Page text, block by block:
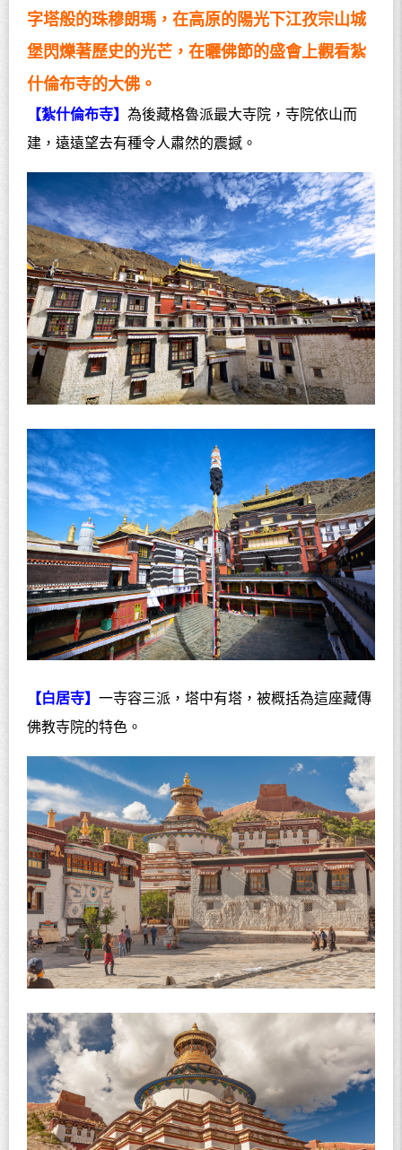
字塔般的珠穆朗瑪，在高原的陽光下江孜宗山城
堡閃爍著歷史的光芒，在曬佛節的盛會上觀看紮
什倫布寺的大佛。
【紮什倫布寺】 為後藏格魯派最大寺院，寺院依山而
建，遠遠望去有種令人肅然的震撼。
【白居寺】 一寺容三派，塔中有塔，被概括為這座藏傳
佛教寺院的特色。